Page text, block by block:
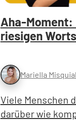
Aha-Moment:
riesigen
Mariella Misquial
Viele Menschen
darüber wie